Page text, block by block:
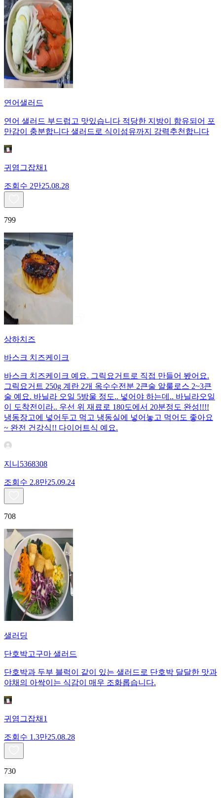
연어샐러드
연어 샐러드 부드럽고 맛있습니다 적당한 지방이 함유되어 포
만감이 충분합니다 샐러드로 식이섬유까지 강력추천합니다
귀염그잡채1
조회수 2만25.08.28
799
상하치즈
바스크 치즈케이크
바스크 치즈케이크 예요. 그릭요거트로 직접 만들어 봤어요.
그릭요거트 250g 계란 2개 옥수수전분 2큰술 알룰로스 2~3큰
술 예요. 바닐라 오일 5방울 정도.. 넣어야 하는데.. 바닐라오일
이 도착전이라.. 우선 위 재료로 180도에서 20분정도 완성!!!!
냉동장고에 넣어두고 먹고 냉동실에 넣어놓고 먹어도 좋아요
~ 완전 건강식!! 다이어트식 예요.
지니5368308
조회수 2.8만25.09.24
708
샐러딩
단호박고구마 샐러드
단호박과 두부 블럭이 같이 있는 샐러드로 단호박 달달한 맛과
야채의 아싹이는 식감이 매우 조화롭습니다.
귀염그잡채1
조회수 1.3만25.08.28
730